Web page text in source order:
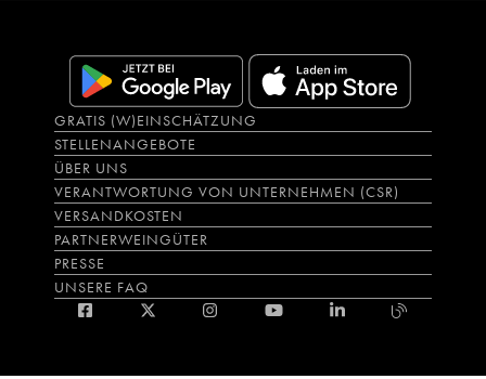
GRATIS (W)EINSCHÄTZUNG
STELLENANGEBOTE
ÜBER UNS
VERANTWORTUNG VON UNTERNEHMEN (CSR)
VERSANDKOSTEN
PARTNERWEINGÜTER
PRESSE
UNSERE FAQ